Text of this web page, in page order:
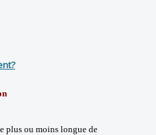
plus ou moins longue de